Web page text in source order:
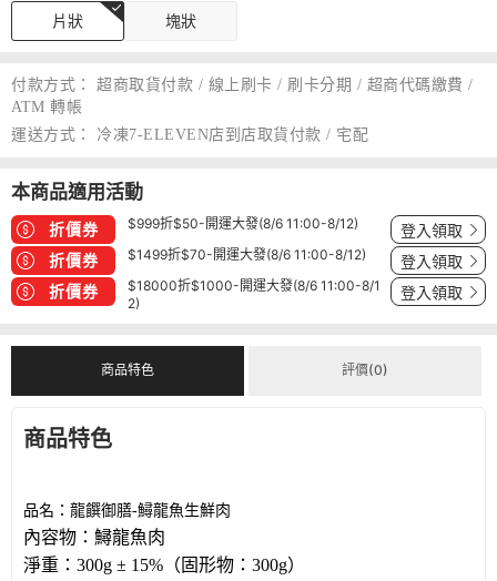
片狀 塊狀
付款方式：
超商取貨付款 / 線上刷卡 / 刷卡分期 / 超商代碼繳費 /
ATM 轉帳
運送方式：
冷凍7-ELEVEN店到店取貨付款 / 宅配
本商品適用活動
折價券 $999折$50-開運大發(8/6 11:00-8/12) 登入領取
折價券 $1499折$70-開運大發(8/6 11:00-8/12) 登入領取
折價券
$18000折$1000-開運大發(8/6 11:00-8/1
2)
登入領取
商品特色 評價(0)
商品特色
品名：龍饌御膳-鱘龍魚生鮮肉
內容物：鱘龍魚肉
淨重： 300g ± 15% （固形物： 300g）